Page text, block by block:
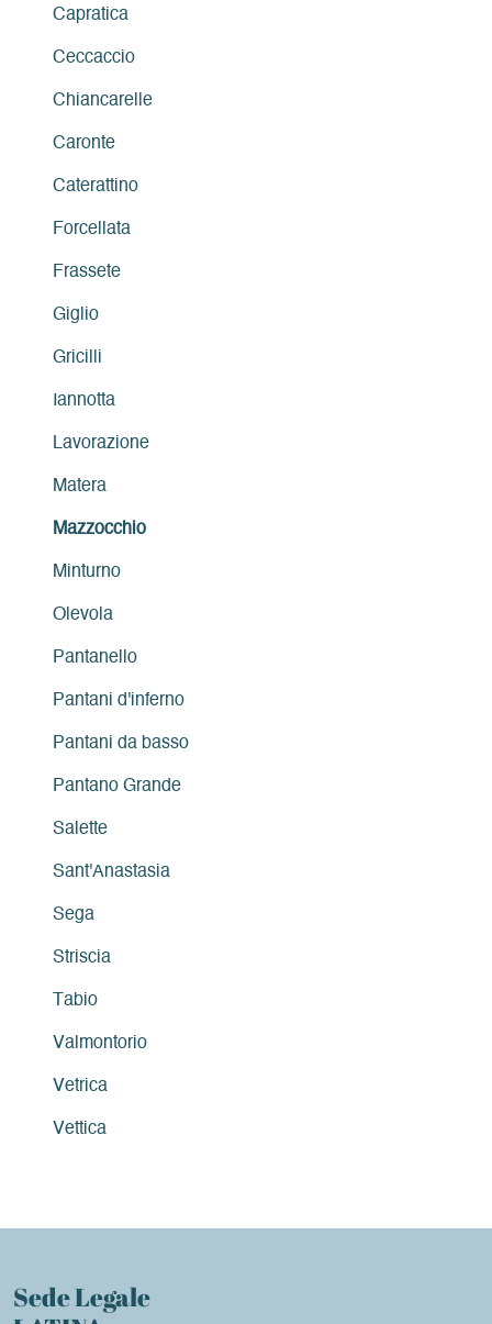
Capratica
Ceccaccio
Chiancarelle
Caronte
Caterattino
Forcellata
Frassete
Giglio
Gricilli
Iannotta
Lavorazione
Matera
Mazzocchio
Minturno
Olevola
Pantanello
Pantani d'inferno
Pantani da basso
Pantano Grande
Salette
Sant'Anastasia
Sega
Striscia
Tabio
Valmontorio
Vetrica
Vettica
Sede Legale